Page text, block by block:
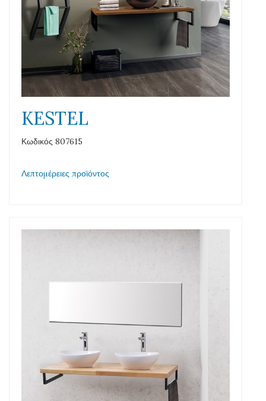
KESTEL
Κωδικός 807615
Λεπτομέρειες προϊόντος